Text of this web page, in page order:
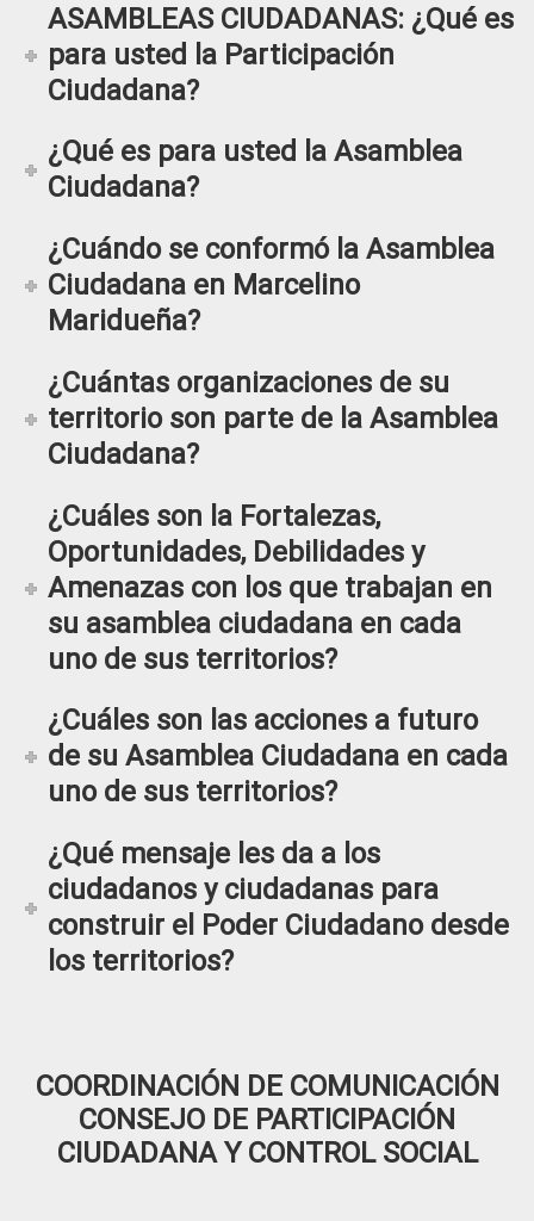
ASAMBLEAS CIUDADANAS: ¿Qué es
para usted la Participación
Ciudadana?
¿Qué es para usted la Asamblea
Ciudadana?
¿Cuándo se conformó la Asamblea
Ciudadana en Marcelino
Maridueña?
¿Cuántas organizaciones de su
territorio son parte de la Asamblea
Ciudadana?
¿Cuáles son la Fortalezas,
Oportunidades, Debilidades y
Amenazas con los que trabajan en
su asamblea ciudadana en cada
uno de sus territorios?
¿Cuáles son las acciones a futuro
de su Asamblea Ciudadana en cada
uno de sus territorios?
¿Qué mensaje les da a los
ciudadanos y ciudadanas para
construir el Poder Ciudadano desde
los territorios?
COORDINACIÓN DE COMUNICACIÓN
CONSEJO DE PARTICIPACIÓN
CIUDADANA Y CONTROL SOCIAL